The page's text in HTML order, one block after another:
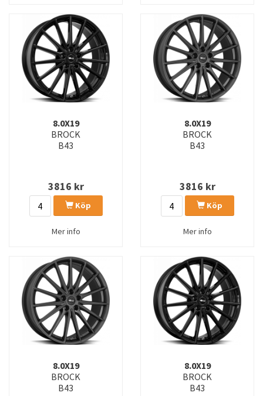
8.0X19
BROCK
B43
3816 kr
Köp
Mer info
8.0X19
BROCK
B43
3816 kr
Köp
Mer info
8.0X19
BROCK
B43
8.0X19
BROCK
B43